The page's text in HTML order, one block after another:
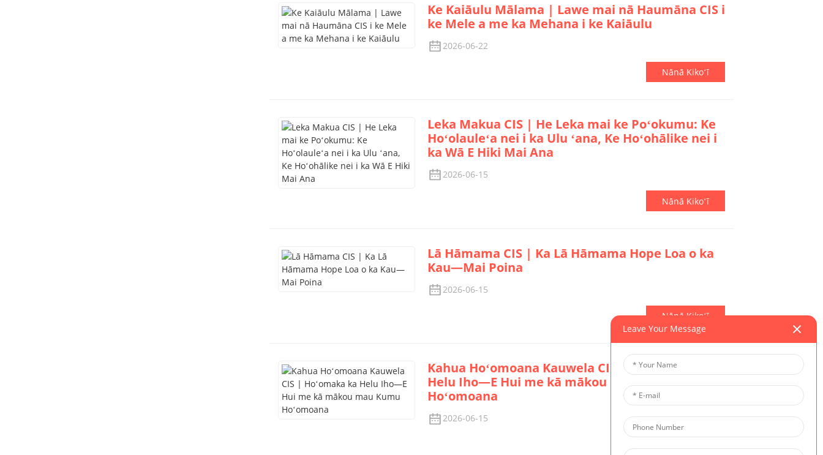
Ke Kaiāulu Mālama | Lawe mai nā Haumāna CIS i
ke Mele a me ka Mehana i ke Kaiāulu
2026-06-22
Nānā Kikoʻī
Leka Makua CIS | He Leka mai ke Poʻokumu: Ke
Hoʻolauleʻa nei i ka Ulu ʻana, Ke Hoʻohālike nei i
ka Wā E Hiki Mai Ana
2026-06-15
Nānā Kikoʻī
Lā Hāmama CIS | Ka Lā Hāmama Hope Loa o ka
Kau—Mai Poina
2026-06-15
Nānā Kikoʻī
Kahua Hoʻomoana Kauwela CIS | Hoʻomaka ka
Helu Iho—E Hui me kā mākou mau Kumu
Hoʻomoana
2026-06-15
Leave Your Message